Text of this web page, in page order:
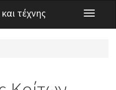
τέχνης
Toggle